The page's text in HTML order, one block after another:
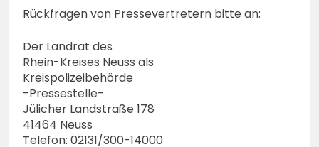
Rückfragen von Pressevertretern bitte an:
Der Landrat des
Rhein-Kreises Neuss als
Kreispolizeibehörde
-Pressestelle-
Jülicher Landstraße 178
41464 Neuss
Telefon: 02131/300-14000